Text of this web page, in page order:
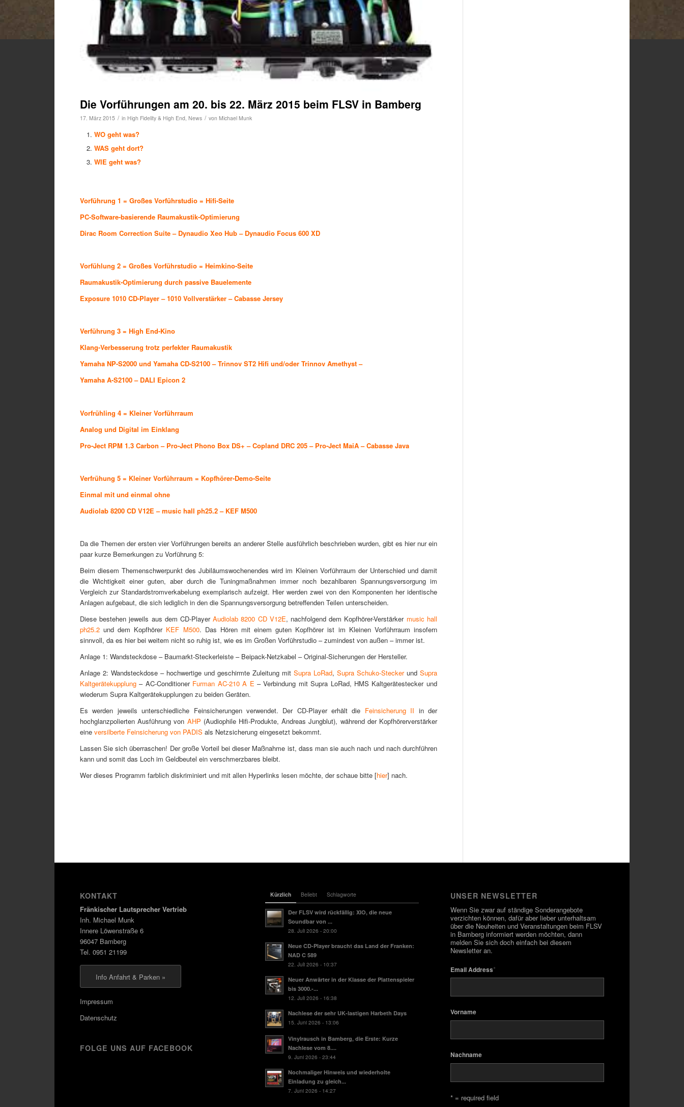
Die Vorführungen am 20. bis 22. März 2015 beim FLSV in Bamberg
17. März 2015 / in High Fidelity & High End News / von Michael Munk
WO geht was?
WAS geht dort?
WIE geht was?
Vorführung 1 = Großes Vorführstudio = Hifi-Seite
PC-Software-basierende Raumakustik-Optimierung
Dirac Room Correction Suite– Dynaudio Xeo Hub– Dynaudio Focus 600 XD
Vorfühlung 2 = Großes Vorführstudio = Heimkino-Seite
Raumakustik-Optimierung durch passive Bauelemente
Exposure 1010 CD-Player–1010 Vollverstärker–Cabasse Jersey
Verführung 3 = High End-Kino
Klang-Verbesserung trotz perfekter Raumakustik
Yamaha NP-S2000 und Yamaha CD-S2100–Trinnov ST2 Hifi und/oder Trinnov Amethyst–
Yamaha A-S2100– DALI Epicon 2
Vorfrühling 4 = Kleiner Vorführraum
Analog und Digital im Einklang
Pro-Ject RPM 1.3 Carbon – Pro-Ject Phono Box DS+ –Copland DRC 205– Pro-Ject MaiA–Cabasse Java
Verfrühung 5 = Kleiner Vorführraum = Kopfhörer-Demo-Seite
Einmal mit und einmal ohne
Audiolab 8200 CD V12E–music hall ph25.2– KEF M500
Da die Themen der ersten vier Vorführungen bereits an anderer Stelle ausführlich beschrieben wurden, gibt es hier nur ein
paar kurze Bemerkungen zu Vorführung 5:
Beim diesem Themenschwerpunkt des Jubiläumswochenendes wird im Kleinen Vorführraum der Unterschied und damit
die Wichtigkeit einer guten, aber durch die Tuningmaßnahmen immer noch bezahlbaren Spannungsversorgung im
Vergleich zur Standardstromverkabelung exemplarisch aufzeigt. Hier werden zwei von den Komponenten her identische
Anlagen aufgebaut, die sich lediglich in den die Spannungsversorgung betreffenden Teilen unterscheiden.
Diese bestehen jeweils aus dem CD-PlayerAudiolab 8200 CD V12E, nachfolgend dem Kopfhörer-Verstärker music hall
ph25.2 und dem Kopfhörer KEF M500. Das Hören mit einem guten Kopfhörer ist im Kleinen Vorführraum insofern
sinnvoll, da es hier bei weitem nicht so ruhig ist, wie es im Großen Vorführstudio – zumindest von außen – immer ist.
Anlage 1: Wandsteckdose – Baumarkt-Steckerleiste – Beipack-Netzkabel – Original-Sicherungen der Hersteller.
Anlage 2: Wandsteckdose – hochwertige und geschirmte Zuleitung mit Supra LoRad, Supra Schuko-Steckerund Supra
Kaltgerätekupplung – AC-Conditioner Furman AC-210 A E – Verbindung mit Supra LoRad, HMS Kaltgerätestecker und
wiederum Supra Kaltgerätekupplungen zu beiden Geräten.
Es werden jeweils unterschiedliche Feinsicherungen verwendet. Der CD-Player erhält die Feinsicherung II in der
hochglanzpolierten Ausführung von AHP (Audiophile Hifi-Produkte, Andreas Jungblut), während der Kopfhörerverstärker
eine versilberte Feinsicherung von PADIS als Netzsicherung eingesetzt bekommt.
Lassen Sie sich überraschen! Der große Vorteil bei dieser Maßnahme ist, dass man sie auch nach und nach durchführen
kann und somit das Loch im Geldbeutel ein verschmerzbares bleibt.
Wer dieses Programm farblich diskriminiert und mit allen Hyperlinks lesen möchte, der schaue bitte [hier] nach.
KONTAKT
Fränkischer Lautsprecher Vertrieb
Inh. Michael Munk
Innere Löwenstraße 6
96047 Bamberg
Tel. 0951 21199
Info Anfahrt & Parken »
Impressum
Datenschutz
FOLGE UNS AUF FACEBOOK
Kürzlich Beliebt Schlagworte
Der FLSV wird rückfällig: XIO, die neue
Soundbar von ...
28. Juli 2026 - 20:00
Neue CD-Player braucht das Land der Franken:
NAD C 589
22. Juli 2026 - 10:37
Neuer Anwärter in der Klasse der Plattenspieler
bis 3000.-...
12. Juli 2026 - 16:38
Nachlese der sehr UK-lastigen Harbeth Days
15. Juni 2026 - 13:06
Vinylrausch in Bamberg, die Erste: Kurze
Nachlese vom 8....
9. Juni 2026 - 23:44
Nochmaliger Hinweis und wiederholte
Einladung zu gleich...
7. Juni 2026 - 14:27
UNSER NEWSLETTER
Wenn Sie zwar auf ständige Sonderangebote
verzichten können, dafür aber lieber unterhaltsam
über die Neuheiten und Veranstaltungen beim FLSV
in Bamberg informiert werden möchten, dann
melden Sie sich doch einfach bei diesem
Newsletter an.
Email Address*
Vorname
Nachname
* = required field